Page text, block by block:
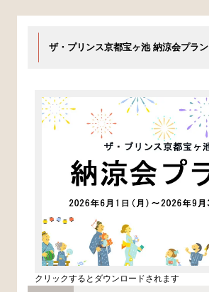
ザ・プリンス京都宝ヶ池 納涼会プラン
クリックするとダウンロードされます